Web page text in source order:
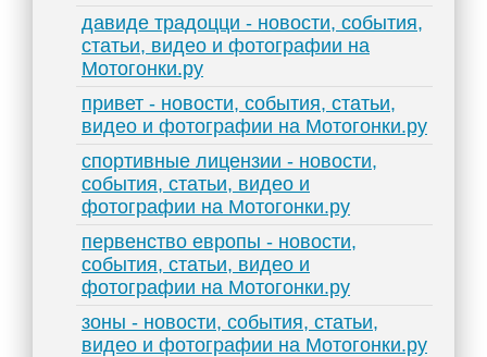
давиде традоцци - новости, события,
статьи, видео и фотографии на
Мотогонки.ру
привет - новости, события, статьи,
видео и фотографии на Мотогонки.ру
спортивные лицензии - новости,
события, статьи, видео и
фотографии на Мотогонки.ру
первенство европы - новости,
события, статьи, видео и
фотографии на Мотогонки.ру
зоны - новости, события, статьи,
видео и фотографии на Мотогонки.ру